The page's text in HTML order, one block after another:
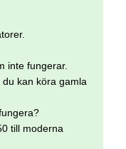
inte fungerar.
kan köra gamla
till moderna